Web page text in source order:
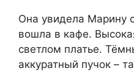
Она увидела Марину
вошла в кафе.
светлом платье.
аккуратный пучок –